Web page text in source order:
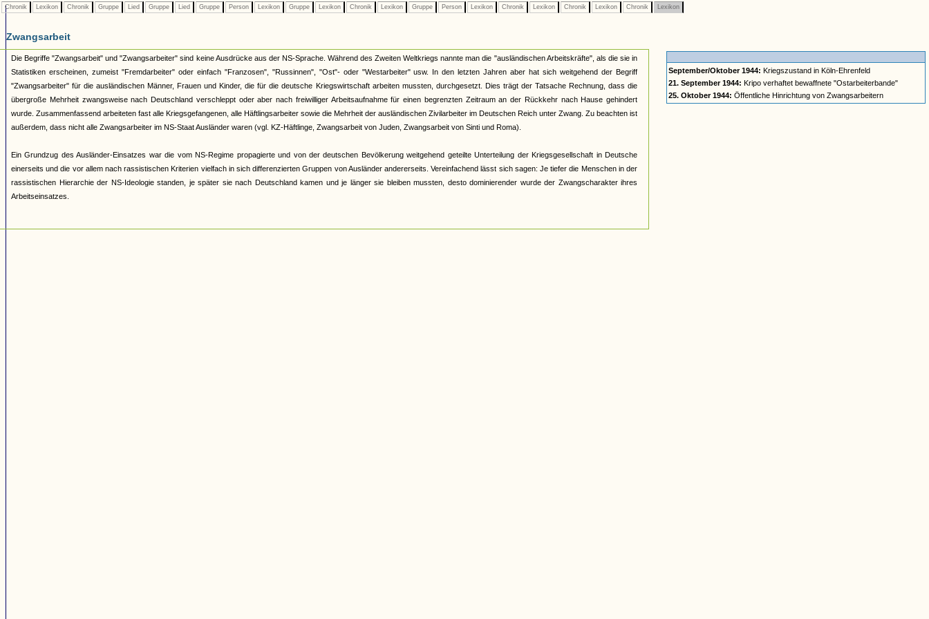
Chronik Lexikon Chronik Gruppe Lied Gruppe Lied Gruppe Person Lexikon Gruppe Lexikon Chronik Lexikon Gruppe Person Lexikon Chronik Lexikon Chronik Lexikon Chronik Lexikon
Zwangsarbeit
Die Begriffe "Zwangsarbeit" und "Zwangsarbeiter" sind keine Ausdrücke aus der NS-Sprache. Während des Zweiten Weltkriegs nannte man die "ausländischen Arbeitskräfte", als die sie in
Statistiken erscheinen, zumeist "Fremdarbeiter" oder einfach "Franzosen", "Russinnen", "Ost"- oder "Westarbeiter" usw. In den letzten Jahren aber hat sich weitgehend der Begriff
"Zwangsarbeiter" für die ausländischen Männer, Frauen und Kinder, die für die deutsche Kriegswirtschaft arbeiten mussten, durchgesetzt. Dies trägt der Tatsache Rechnung, dass die
übergroße Mehrheit zwangsweise nach Deutschland verschleppt oder aber nach freiwilliger Arbeitsaufnahme für einen begrenzten Zeitraum an der Rückkehr nach Hause gehindert
wurde. Zusammenfassend arbeiteten fast alle Kriegsgefangenen, alle Häftlingsarbeiter sowie die Mehrheit der ausländischen Zivilarbeiter im Deutschen Reich unter Zwang. Zu beachten ist
außerdem, dass nicht alle Zwangsarbeiter im NS-Staat Ausländer waren (vgl. KZ-Häftlinge, Zwangsarbeit von Juden, Zwangsarbeit von Sinti und Roma).
Ein Grundzug des Ausländer-Einsatzes war die vom NS-Regime propagierte und von der deutschen Bevölkerung weitgehend geteilte Unterteilung der Kriegsgesellschaft in Deutsche
einerseits und die vor allem nach rassistischen Kriterien vielfach in sich differenzierten Gruppen von Ausländer andererseits. Vereinfachend lässt sich sagen: Je tiefer die Menschen in der
rassistischen Hierarchie der NS-Ideologie standen, je später sie nach Deutschland kamen und je länger sie bleiben mussten, desto dominierender wurde der Zwangscharakter ihres
Arbeitseinsatzes.
September/Oktober 1944: Kriegszustand in Köln-Ehrenfeld
21. September 1944: Kripo verhaftet bewaffnete "Ostarbeiterbande"
25. Oktober 1944: Öffentliche Hinrichtung von Zwangsarbeitern